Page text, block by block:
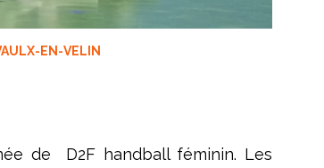
EN-VELIN
de D2F handball féminin. Les